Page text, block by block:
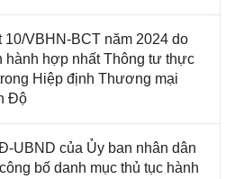
10/VBHN-BCT năm 2024 do
hành hợp nhất Thông tư thực
Hiệp định Thương mại
Độ
UBND của Ủy ban nhân dân
bố danh mục thủ tục hành